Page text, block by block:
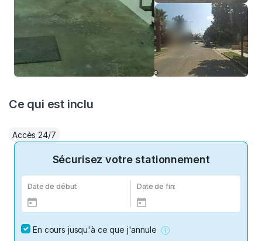
Ce qui est inclu
Accès 24/7
Sécurisez votre stationnement
Date de début: Date de fin:
En cours jusqu'à ce que j'annule